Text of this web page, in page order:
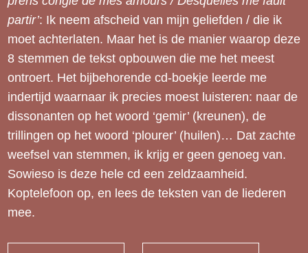
partir’: Ik neem afscheid van mijn geliefden / die ik
moet achterlaten. Maar het is de manier waarop deze
8 stemmen de tekst opbouwen die me het meest
ontroert. Het bijbehorende cd-boekje leerde me
indertijd waarnaar ik precies moest luisteren: naar de
dissonanten op het woord ‘gemir’ (kreunen), de
trillingen op het woord ‘plourer’ (huilen)… Dat zachte
weefsel van stemmen, ik krijg er geen genoeg van.
Sowieso is deze hele cd een zeldzaamheid.
Koptelefoon op, en lees de teksten van de liederen
mee.